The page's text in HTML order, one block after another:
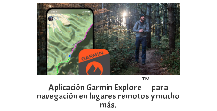
Aplicación Garmin Explore
™
para
navegación en lugares remotos y mucho
más.